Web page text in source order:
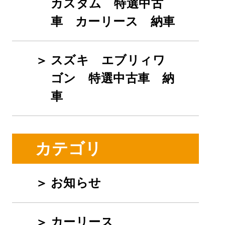
カスタム 特選中古
車 カーリース 納車
スズキ エブリィワ
ゴン 特選中古車 納
車
カテゴリ
お知らせ
カーリース